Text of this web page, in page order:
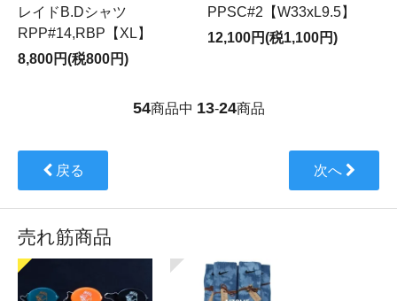
レイドB.Dシャツ
RPP#14,RBP【XL】
8,800円(税800円)
PPSC#2【W33xL9.5】
12,100円(税1,100円)
54商品中 13-24商品
戻る 次へ
売れ筋商品